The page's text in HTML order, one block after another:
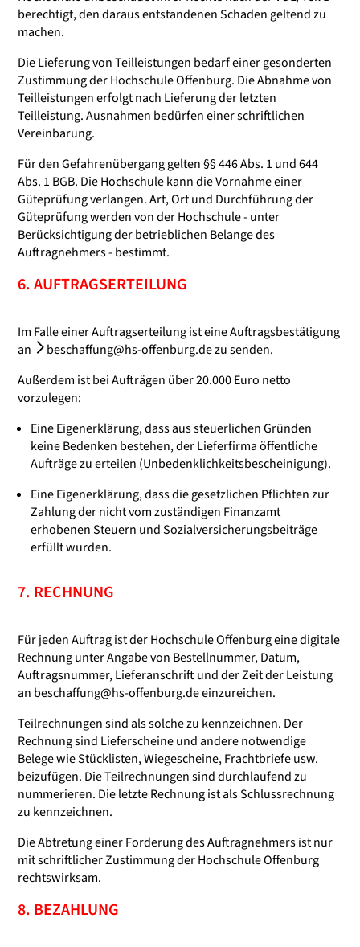
berechtigt, den daraus entstandenen Schaden geltend zu
machen.
Die Lieferung von Teilleistungen bedarf einer gesonderten
Zustimmung der Hochschule Offenburg. Die Abnahme von
Teilleistungen erfolgt nach Lieferung der letzten
Teilleistung. Ausnahmen bedürfen einer schriftlichen
Vereinbarung.
Für den Gefahrenübergang gelten §§ 446 Abs. 1 und 644
Abs. 1 BGB. Die Hochschule kann die Vornahme einer
Güteprüfung verlangen. Art, Ort und Durchführung der
Güteprüfung werden von der Hochschule - unter
Berücksichtigung der betrieblichen Belange des
Auftragnehmers - bestimmt.
6. AUFTRAGSERTEILUNG
Im Falle einer Auftragserteilung ist eine Auftragsbestätigung
an
beschaffung@hs-offenburg.dezu senden.
Außerdem ist bei Aufträgen über 20.000 Euro netto
vorzulegen:
Eine Eigenerklärung, dass aus steuerlichen Gründen
keine Bedenken bestehen, der Lieferfirma öffentliche
Aufträge zu erteilen (Unbedenklichkeitsbescheinigung).
Eine Eigenerklärung, dass die gesetzlichen Pflichten zur
Zahlung der nicht vom zuständigen Finanzamt
erhobenen Steuern und Sozialversicherungsbeiträge
erfüllt wurden.
7. RECHNUNG
Für jeden Auftrag ist der Hochschule Offenburg eine digitale
Rechnung unter Angabe von Bestellnummer, Datum,
Auftragsnummer, Lieferanschrift und der Zeit der Leistung
an beschaffung@hs-offenburg.deeinzureichen.
Teilrechnungen sind als solche zu kennzeichnen. Der
Rechnung sind Lieferscheine und andere notwendige
Belege wie Stücklisten, Wiegescheine, Frachtbriefe usw.
beizufügen. Die Teilrechnungen sind durchlaufend zu
nummerieren. Die letzte Rechnung ist als Schlussrechnung
zu kennzeichnen.
Die Abtretung einer Forderung des Auftragnehmers ist nur
mit schriftlicher Zustimmung der Hochschule Offenburg
rechtswirksam.
8. BEZAHLUNG